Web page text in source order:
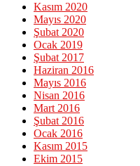
Kasım 2020
Mayıs 2020
Şubat 2020
Ocak 2019
Şubat 2017
Haziran 2016
Mayıs 2016
Nisan 2016
Mart 2016
Şubat 2016
Ocak 2016
Kasım 2015
Ekim 2015